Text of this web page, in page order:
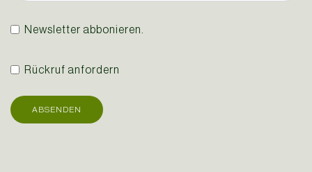
Newsletter abbonieren.
Rückruf anfordern
ABSENDEN